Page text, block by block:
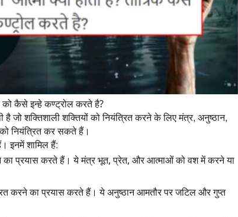
कैसे इन्हे कण्ट्रोल करते है?
जो शक्तिशाली शक्तियों को नियंत्रित करने के लिए मंत्र, अनुष्ठान,
नियंत्रित कर सकते हैं।
इनमें शामिल हैं:
का प्रयास करते हैं। ये मंत्र भूत, प्रेत, और आत्माओं को वश में करने या
करने का प्रयास करते हैं। ये अनुष्ठान आमतौर पर जटिल और गुप्त